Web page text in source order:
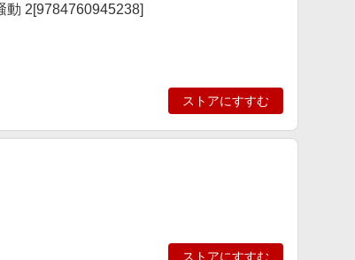
動 2[9784760945238]
ストアにすすむ
ストアにすすむ